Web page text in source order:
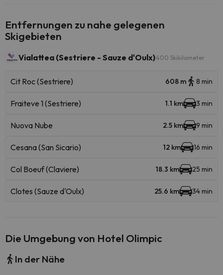
Entfernungen zu nahe gelegenen
Skigebieten
Vialattea (Sestriere - Sauze d'Oulx)400 Skikilometer
Cit Roc (Sestriere) 608 m 8 min
Fraiteve 1 (Sestriere) 1.1 km 3 min
Nuova Nube 2.5 km 9 min
Cesana (San Sicario) 12 km 16 min
Col Boeuf (Claviere) 18.3 km 25 min
Clotes (Sauze d'Oulx) 25.6 km 34 min
Die Umgebung von Hotel Olimpic
In der Nähe